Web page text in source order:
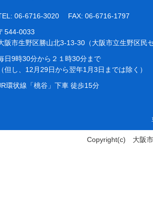
06-6716-3020 FAX: 06-6716-1797
544-0033
阪市生野区勝山北3-13-30（大阪市立生野区民
日9時30分から２１時30分まで
（但し、12月29日から翌年1月3日までは除く）
環状線「桃谷」下車 徒歩15分
Copyright(c) 大阪市